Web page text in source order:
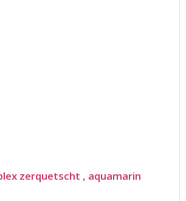
zerquetscht , aquamarin